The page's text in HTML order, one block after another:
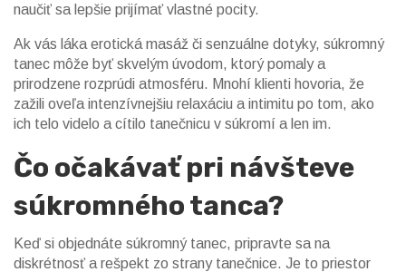
naučiť sa lepšie prijímať vlastné pocity.
Ak vás láka erotická masáž či senzuálne dotyky, súkromný
tanec môže byť skvelým úvodom, ktorý pomaly a
prirodzene rozprúdi atmosféru. Mnohí klienti hovoria, že
zažili oveľa intenzívnejšiu relaxáciu a intimitu po tom, ako
ich telo videlo a cítilo tanečnicu v súkromí a len im.
Čo očakávať pri návšteve
súkromného tanca?
Keď si objednáte súkromný tanec, pripravte sa na
diskrétnosť a rešpekt zo strany tanečnice. Je to priestor